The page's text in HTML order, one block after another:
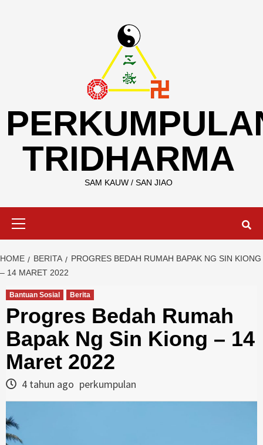
TRIDHARMA
SAM KAUW / SAN JIAO
HOME BERITA
PROGRES BEDAH RUMAH BAPAK NG SIN KIONG
– 14 MARET 2022
Bantuan Sosial Berita
Progres Bedah Rumah
Bapak Ng Sin Kiong – 14
Maret 2022
4 tahun ago perkumpulan